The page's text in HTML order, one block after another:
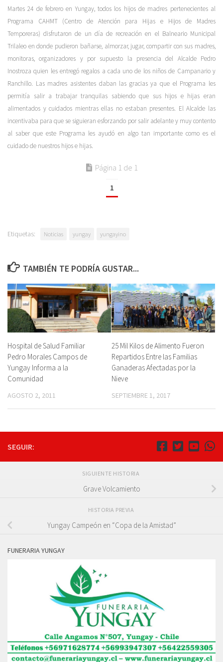
Martes 24 de febrero en Yungay, todos los hijos de madres pertenecientes al
Programa CAHMT (Centro de Atención para Hijas e Hijos de Madres
Temporeras) disfrutaron de un día de recreación en el Balneario Municipal
Trilaleo en donde pudieron bañarse, almorzar, jugar, compartir con sus madres,
monitoras, organizadores y por supuesto la presencia del Alcalde Pedro
Inostroza quien les entregó regalos a cada uno de los niños de Campanario y
Ranchillo. Las madres asistentes daban las gracias ya que el Programa les
permitía salir a trabajar tranquilas sabiendo que sus hijos e hijas eran
alimentados y cuidados mientras ellas no estaban presentes. El Alcalde las
incentivaba para que se siguieran esforzando por salir adelante y muy contento
al saber que este Programa les ayudó en algo tan importante como es el
cuidado de nuestros hijos e hijas.
Página 1 de 1
1
Etiquetas: Noticias yungay yungayino
TAMBIÉN TE PODRÍA GUSTAR...
Hospital de Salud Familiar
Pedro Morales Campos de
Yungay Informa a la
Comunidad
AGOSTO 2, 2011
25 Mil Kilos de Alimento Fueron
Repartidos Entre las Familias
Ganaderas Afectadas por la
Nieve
SEPTIEMBRE 1, 2017
SEGUIR:
SIGUIENTE HISTORIA
Grave Volcamiento
HISTORIA PREVIA
Yungay Campeón en “Copa de la Amistad”
FUNERARIA YUNGAY